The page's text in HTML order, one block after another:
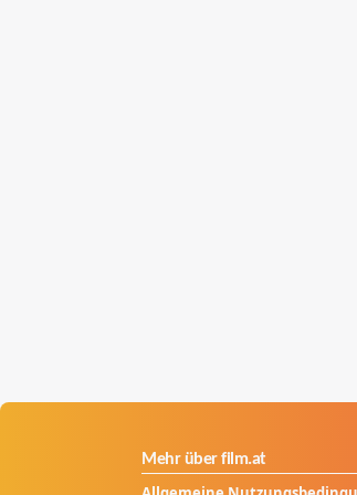
Mehr über film.at